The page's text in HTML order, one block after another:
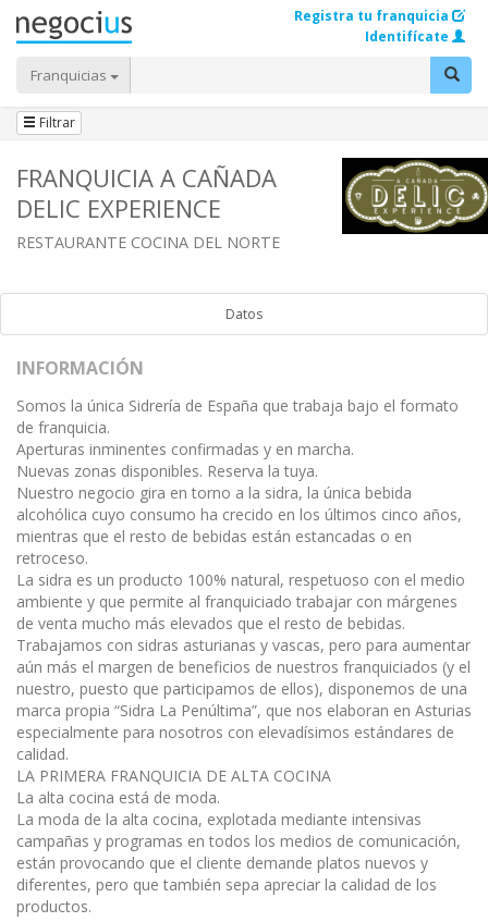
Franquicias
Registra tu franquicia
Identifícate
Filtrar
FRANQUICIA A CAÑADA
DELIC EXPERIENCE
RESTAURANTE COCINA DEL NORTE
Datos
INFORMACIÓN
Somos la única Sidrería de España que trabaja bajo el formato
de franquicia.
Aperturas inminentes confirmadas y en marcha.
Nuevas zonas disponibles. Reserva la tuya.
Nuestro negocio gira en torno a la sidra, la única bebida
alcohólica cuyo consumo ha crecido en los últimos cinco años,
mientras que el resto de bebidas están estancadas o en
retroceso.
La sidra es un producto 100% natural, respetuoso con el medio
ambiente y que permite al franquiciado trabajar con márgenes
de venta mucho más elevados que el resto de bebidas.
Trabajamos con sidras asturianas y vascas, pero para aumentar
aún más el margen de beneficios de nuestros franquiciados (y el
nuestro, puesto que participamos de ellos), disponemos de una
marca propia “Sidra La Penúltima”, que nos elaboran en Asturias
especialmente para nosotros con elevadísimos estándares de
calidad.
LA PRIMERA FRANQUICIA DE ALTA COCINA
La alta cocina está de moda.
La moda de la alta cocina, explotada mediante intensivas
campañas y programas en todos los medios de comunicación,
están provocando que el cliente demande platos nuevos y
diferentes, pero que también sepa apreciar la calidad de los
productos.